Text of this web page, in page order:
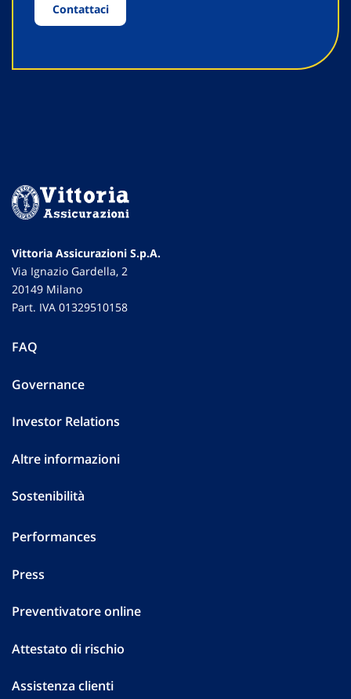
Contattaci
Vittoria Assicurazioni S.p.A.
Via Ignazio Gardella, 2
20149 Milano
Part. IVA 01329510158
FAQ
Governance
Investor Relations
Altre informazioni
Sostenibilità
Performances
Press
Preventivatore online
Attestato di rischio
Assistenza clienti